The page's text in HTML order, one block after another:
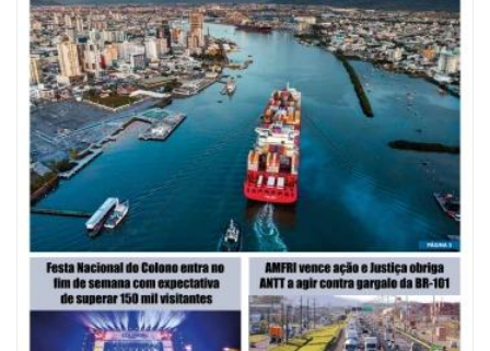
08/08/2026 | 07:00
Saúde de BC abre inscrições para Oficina Regional de Qualidade em
Vigilância Sanitária